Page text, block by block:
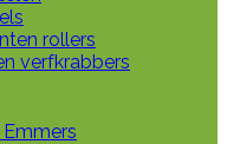
rollers
verfkrabbers